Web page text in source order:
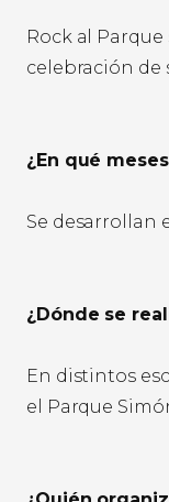
Rock al
celebración de
¿En qué
Se desarrollan
¿Dónde se
En distintos
el Parque